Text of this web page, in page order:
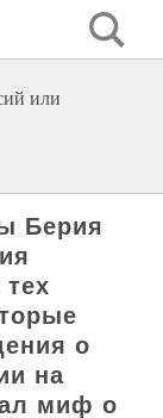
или
Берия
о
на
миф о